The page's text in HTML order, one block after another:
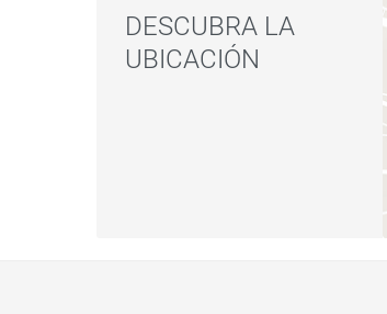
DESCUBRA LA
UBICACIÓN